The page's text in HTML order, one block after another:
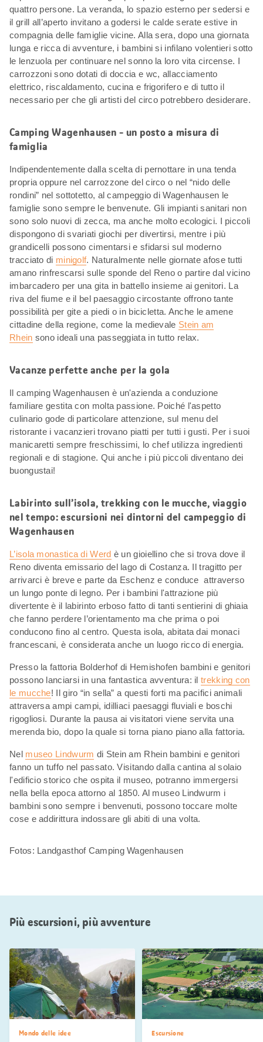
quattro persone. La veranda, lo spazio esterno per sedersi e
il grill all’aperto invitano a godersi le calde serate estive in
compagnia delle famiglie vicine. Alla sera, dopo una giornata
lunga e ricca di avventure, i bambini si infilano volentieri sotto
le lenzuola per continuare nel sonno la loro vita circense. I
carrozzoni sono dotati di doccia e wc, allacciamento
elettrico, riscaldamento, cucina e frigorifero e di tutto il
necessario per che gli artisti del circo potrebbero desiderare.
Camping Wagenhausen - un posto a misura di
famiglia
Indipendentemente dalla scelta di pernottare in una tenda
propria oppure nel carrozzone del circo o nel “nido delle
rondini” nel sottotetto, al campeggio di Wagenhausen le
famiglie sono sempre le benvenute. Gli impianti sanitari non
sono solo nuovi di zecca, ma anche molto ecologici. I piccoli
dispongono di svariati giochi per divertirsi, mentre i più
grandicelli possono cimentarsi e sfidarsi sul moderno
tracciato di minigolf. Naturalmente nelle giornate afose tutti
amano rinfrescarsi sulle sponde del Reno o partire dal vicino
imbarcadero per una gita in battello insieme ai genitori. La
riva del fiume e il bel paesaggio circostante offrono tante
possibilità per gite a piedi o in bicicletta. Anche le amene
cittadine della regione, come la medievale Stein am
Rhein sono ideali una passeggiata in tutto relax.
Vacanze perfette anche per la gola
Il camping Wagenhausen è un'azienda a conduzione
familiare gestita con molta passione. Poiché l'aspetto
culinario gode di particolare attenzione, sul menu del
ristorante i vacanzieri trovano piatti per tutti i gusti. Per i suoi
manicaretti sempre freschissimi, lo chef utilizza ingredienti
regionali e di stagione. Qui anche i più piccoli diventano dei
buongustai!
Labirinto sull’isola, trekking con le mucche, viaggio
nel tempo: escursioni nei dintorni del campeggio di
Wagenhausen
L’isola monastica di Werd è un gioiellino che si trova dove il
Reno diventa emissario del lago di Costanza. Il tragitto per
arrivarci è breve e parte da Eschenz e conduce attraverso
un lungo ponte di legno. Per i bambini l'attrazione più
divertente è il labirinto erboso fatto di tanti sentierini di ghiaia
che fanno perdere l’orientamento ma che prima o poi
conducono fino al centro. Questa isola, abitata dai monaci
francescani, è considerata anche un luogo ricco di energia.
Presso la fattoria Bolderhof di Hemishofen bambini e genitori
possono lanciarsi in una fantastica avventura: il trekking con
le mucche! Il giro “in sella” a questi forti ma pacifici animali
attraversa ampi campi, idilliaci paesaggi fluviali e boschi
rigogliosi. Durante la pausa ai visitatori viene servita una
merenda bio, dopo la quale si torna piano piano alla fattoria.
Nel museo Lindwurm di Stein am Rhein bambini e genitori
fanno un tuffo nel passato. Visitando dalla cantina al solaio
l'edificio storico che ospita il museo, potranno immergersi
nella bella epoca attorno al 1850. Al museo Lindwurm i
bambini sono sempre i benvenuti, possono toccare molte
cose e addirittura indossare gli abiti di una volta.
Fotos: Landgasthof Camping Wagenhausen
Più escursioni, più avventure
Mondo delle idee Escursione